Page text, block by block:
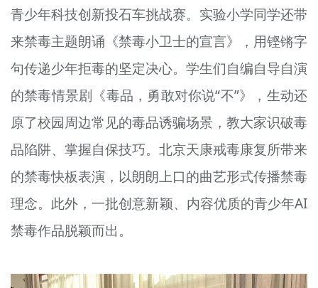
宣传思想文化人才
专题
资料库
+
青少年科技创新投石车挑战赛。实验小学同学还带
来禁毒主题朗诵《禁毒小卫士的宣言》，用铿锵字
句传递少年拒毒的坚定决心。学生们自编自导自演
的禁毒情景剧《毒品，勇敢对你说“不”》，生动还
原了校园周边常见的毒品诱骗场景，教大家识破毒
品陷阱、掌握自保技巧。北京天康戒毒康复所带来
的禁毒快板表演，以朗朗上口的曲艺形式传播禁毒
理念。此外，一批创意新颖、内容优质的青少年AI
禁毒作品脱颖而出。